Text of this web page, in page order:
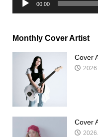
00:00
Monthly Cover Artist
Cover
Cover